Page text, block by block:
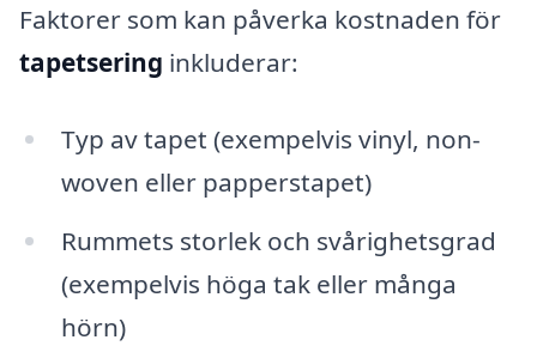
Faktorer som kan påverka kostnaden för
tapetsering inkluderar:
Typ av tapet (exempelvis vinyl, non-
woven eller papperstapet)
Rummets storlek och svårighetsgrad
(exempelvis höga tak eller många
hörn)